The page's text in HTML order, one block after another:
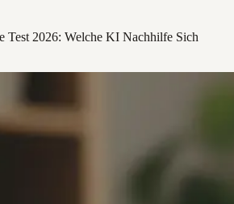
Test 2026: Welche KI Nachhilfe Sich